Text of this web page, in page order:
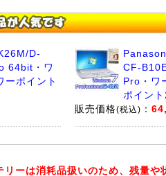
D-
64bit・ワ
ーポイント
CF-
Pro・ワ
ポイント
販売価格(税込) ：
リーは消耗品扱いのため、残量や